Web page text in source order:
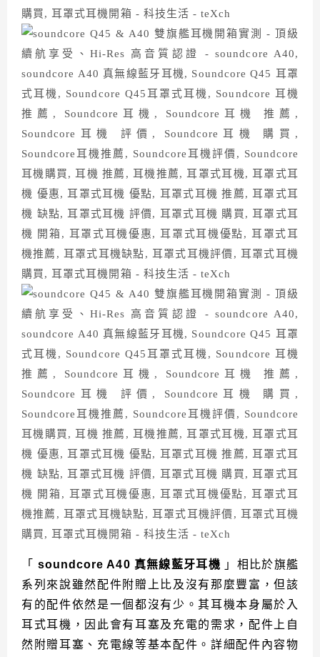
「 soundcore A40 真無線藍牙耳機 」相比於旗艦
系列來說雖然配件附贈上比及沒有那麼豐富，但該
有的配件依然是一個都沒有少。其耳機本身屬於入
耳式耳機，因此會有耳塞及充電的需求，配件上自
然附贈耳塞、充電線等基本配件。 詳細配件內容物